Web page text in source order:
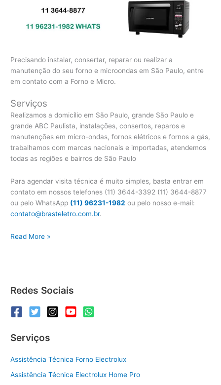
Precisando instalar, consertar, reparar ou realizar a
manutenção do seu forno e microondas em São Paulo, entre
em contato com a Forno e Micro.
Serviços
Realizamos a domicílio em São Paulo, grande São Paulo e
grande ABC Paulista, instalações, consertos, reparos e
manutenções em micro-ondas, fornos elétricos e fornos a gás,
trabalhamos com marcas nacionais e importadas, atendemos
todas as regiões e bairros de São Paulo
Para agendar visita técnica é muito simples, basta entrar em
contato em nossos telefones (11) 3644-3392 (11) 3644-8877
ou pelo WhatsApp (11) 96231-1982 ou pelo nosso e-mail:
contato@brasteletro.com.br.
Assistência
Read More »
Redes Sociais
Serviços
Assistência Técnica Forno Electrolux
Assistência Técnica Electrolux Home Pro